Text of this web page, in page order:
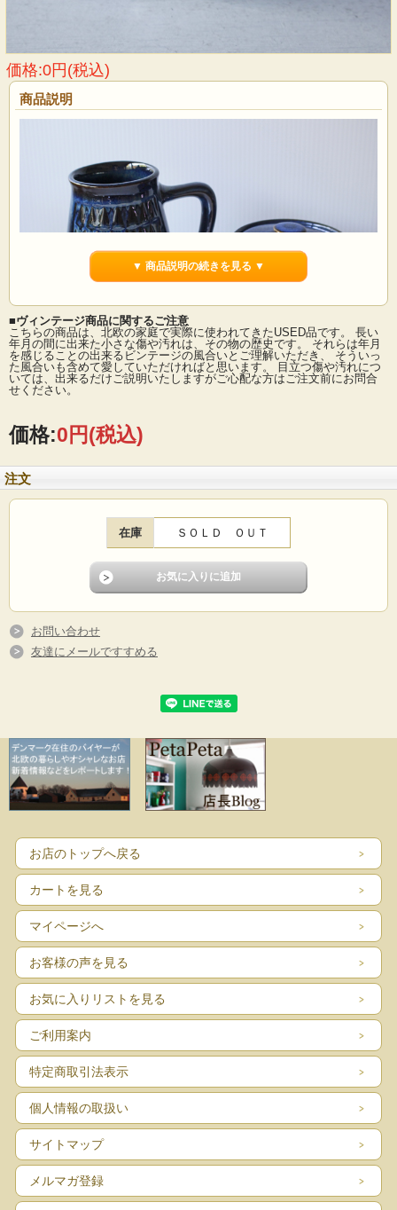
価格:0円(税込)
商品説明
デンマークの小さな島（ボーホルム島）に1835年から1996年まで存在した陶器メ
ーカーSoholm（スーホルム）の青のシュガーポットです。ぽってりとした厚みの
あるフォルム、深いマリンブルーにブラウンが浮かび上がってとても美しいで
■製造国 ：デンマーク
■サイズ ：Φ10cm、高さ7.5cm
■コンディション：小キズや擦れはありますが、目立つダメージなくよいヴィンテ
▼ 商品説明の続きを見る ▼
■ヴィンテージ商品に関するご注意
こちらの商品は、北欧の家庭で実際に使われてきたUSED品です。 長い
年月の間に出来た小さな傷や汚れは、その物の歴史です。 それらは年月
を感じることの出来るビンテージの風合いとご理解いただき、 そういっ
た風合いも含めて愛していただければと思います。 目立つ傷や汚れにつ
いては、出来るだけご説明いたしますがご心配な方はご注文前にお問合
せください。
価格:0円(税込)
注文
在庫 ＳＯＬＤ ＯＵＴ
お問い合わせ
友達にメールですすめる
お店のトップへ戻る
カートを見る
マイページへ
お客様の声を見る
お気に入りリストを見る
ご利用案内
特定商取引法表示
個人情報の取扱い
サイトマップ
メルマガ登録